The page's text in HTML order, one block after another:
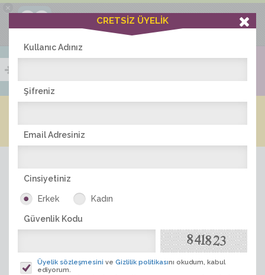
×
Ciddiask Uygulaması
+1 Hafta Gold Üyelik Kazan
Bedava - com.ciddi.ask
İNDİR
ÜYE ARA
CRETSİZ ÜYELİK
Kullanıc Adınız
Şifreniz
Email Adresiniz
Cinsiyetiniz
Erkek Kadın
Güvenlik Kodu
Üyelik sözleşmesini ve Gizlilik politikasını okudum, kabul
ediyorum.